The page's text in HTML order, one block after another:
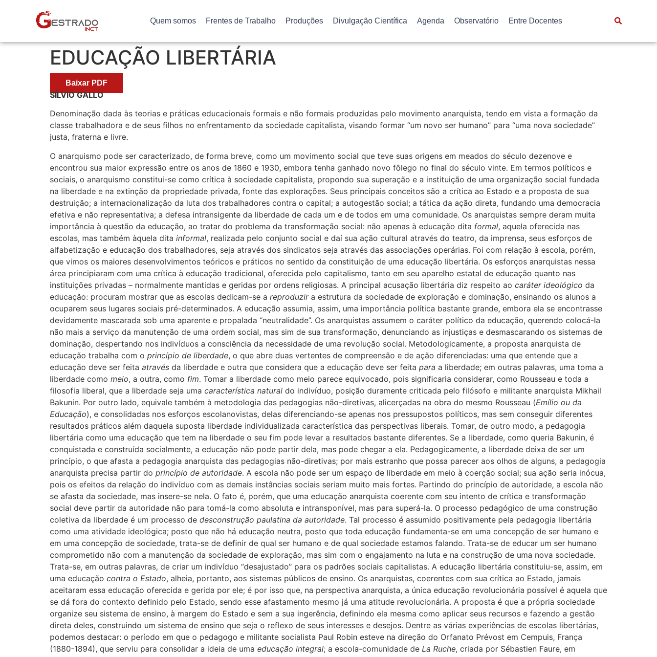
Quem somos Frentes de Trabalho Produções Divulgação Científica Agenda Observatório Entre Docentes
EDUCAÇÃO LIBERTÁRIA
Baixar PDF
SÍLVIO GALLO
Denominação dada às teorias e práticas educacionais formais e não formais produzidas pelo movimento anarquista, tendo em vista a formação da
classe trabalhadora e de seus filhos no enfrentamento da sociedade capitalista, visando formar “um novo ser humano” para “uma nova sociedade”
justa, fraterna e livre.
O anarquismo pode ser caracterizado, de forma breve, como um movimento social que teve suas origens em meados do século dezenove e
encontrou sua maior expressão entre os anos de 1860 e 1930, embora tenha ganhado novo fôlego no final do século vinte. Em termos políticos e
sociais, o anarquismo constitui-se como crítica à sociedade capitalista, propondo sua superação e a instituição de uma organização social fundada
na liberdade e na extinção da propriedade privada, fonte das explorações. Seus principais conceitos são a crítica ao Estado e a proposta de sua
destruição; a internacionalização da luta dos trabalhadores contra o capital; a autogestão social; a tática da ação direta, fundando uma democracia
efetiva e não representativa; a defesa intransigente da liberdade de cada um e de todos em uma comunidade. Os anarquistas sempre deram muita
importância à questão da educação, ao tratar do problema da transformação social: não apenas à educação dita formal, aquela oferecida nas
escolas, mas também àquela dita informal, realizada pelo conjunto social e daí sua ação cultural através do teatro, da imprensa, seus esforços de
alfabetização e educação dos trabalhadores, seja através dos sindicatos seja através das associações operárias. Foi com relação à escola, porém,
que vimos os maiores desenvolvimentos teóricos e práticos no sentido da constituição de uma educação libertária. Os esforços anarquistas nessa
área principiaram com uma crítica à educação tradicional, oferecida pelo capitalismo, tanto em seu aparelho estatal de educação quanto nas
instituições privadas – normalmente mantidas e geridas por ordens religiosas. A principal acusação libertária diz respeito ao caráter ideológico da
educação: procuram mostrar que as escolas dedicam-se a reproduzira estrutura da sociedade de exploração e dominação, ensinando os alunos a
ocuparem seus lugares sociais pré-determinados. A educação assumia, assim, uma importância política bastante grande, embora ela se encontrasse
devidamente mascarada sob uma aparente e propalada “neutralidade”. Os anarquistas assumem o caráter político da educação, querendo colocá-la
não mais a serviço da manutenção de uma ordem social, mas sim de sua transformação, denunciando as injustiças e desmascarando os sistemas de
dominação, despertando nos indivíduos a consciência da necessidade de uma revolução social. Metodologicamente, a proposta anarquista de
educação trabalha com o princípio de liberdade, o que abre duas vertentes de compreensão e de ação diferenciadas: uma que entende que a
educação deve ser feita através da liberdade e outra que considera que a educação deve ser feita para a liberdade; em outras palavras, uma toma a
liberdade como meio, a outra, como fim. Tomar a liberdade como meio parece equivocado, pois significaria considerar, como Rousseau e toda a
filosofia liberal, que a liberdade seja uma característica natural do indivíduo, posição duramente criticada pelo filósofo e militante anarquista Mikhail
Bakunin. Por outro lado, equivale também à metodologia das pedagogias não-diretivas, alicerçadas na obra do mesmo Rousseau (Emílio ou da
Educação), e consolidadas nos esforços escolanovistas, delas diferenciando-se apenas nos pressupostos políticos, mas sem conseguir diferentes
resultados práticos além daquela suposta liberdade individualizada característica das perspectivas liberais. Tomar, de outro modo, a pedagogia
libertária como uma educação que tem na liberdade o seu fim pode levar a resultados bastante diferentes. Se a liberdade, como queria Bakunin, é
conquistada e construída socialmente, a educação não pode partir dela, mas pode chegar a ela. Pedagogicamente, a liberdade deixa de ser um
princípio, o que afasta a pedagogia anarquista das pedagogias não-diretivas; por mais estranho que possa parecer aos olhos de alguns, a pedagogia
anarquista precisa partir do princípio de autoridade. A escola não pode ser um espaço de liberdade em meio à coerção social; sua ação seria inócua,
pois os efeitos da relação do indivíduo com as demais instâncias sociais seriam muito mais fortes. Partindo do princípio de autoridade, a escola não
se afasta da sociedade, mas insere-se nela. O fato é, porém, que uma educação anarquista coerente com seu intento de crítica e transformação
social deve partir da autoridade não para tomá-la como absoluta e intransponível, mas para superá-la. O processo pedagógico de uma construção
coletiva da liberdade é um processo de desconstrução paulatina da autoridade. Tal processo é assumido positivamente pela pedagogia libertária
como uma atividade ideológica; posto que não há educação neutra, posto que toda educação fundamenta-se em uma concepção de ser humano e
em uma concepção de sociedade, trata-se de definir de qual ser humano e de qual sociedade estamos falando. Trata-se de educar um ser humano
comprometido não com a manutenção da sociedade de exploração, mas sim com o engajamento na luta e na construção de uma nova sociedade.
Trata-se, em outras palavras, de criar um indivíduo “desajustado” para os padrões sociais capitalistas. A educação libertária constituiu-se, assim, em
uma educação contra o Estado, alheia, portanto, aos sistemas públicos de ensino. Os anarquistas, coerentes com sua crítica ao Estado, jamais
aceitaram essa educação oferecida e gerida por ele; é por isso que, na perspectiva anarquista, a única educação revolucionária possível é aquela que
se dá fora do contexto definido pelo Estado, sendo esse afastamento mesmo já uma atitude revolucionária. A proposta é que a própria sociedade
organize seu sistema de ensino, à margem do Estado e sem a sua ingerência, definindo ela mesma como aplicar seus recursos e fazendo a gestão
direta deles, construindo um sistema de ensino que seja o reflexo de seus interesses e desejos. Dentre as várias experiências de escolas libertárias,
podemos destacar: o período em que o pedagogo e militante socialista Paul Robin esteve na direção do Orfanato Prévost em Cempuis, França
(1880-1894), que serviu para consolidar a ideia de uma educação integral; a escola-comunidade de La Ruche, criada por Sébastien Faure, em